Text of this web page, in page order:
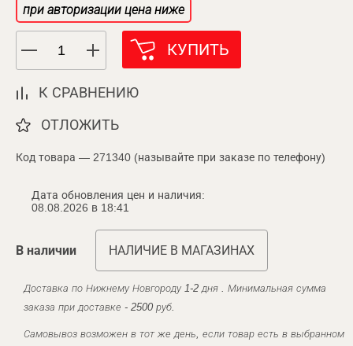
при авторизации цена ниже
КУПИТЬ
К СРАВНЕНИЮ
ОТЛОЖИТЬ
Код товара — 271340 (называйте при заказе по телефону)
Дата обновления цен и наличия:
08.08.2026 в 18:41
В наличии НАЛИЧИЕ В МАГАЗИНАХ
Доставка по Нижнему Новгороду 1-2 дня . Минимальная сумма
заказа при доставке - 2500 руб.
Самовывоз возможен в тот же день, если товар есть в выбранном